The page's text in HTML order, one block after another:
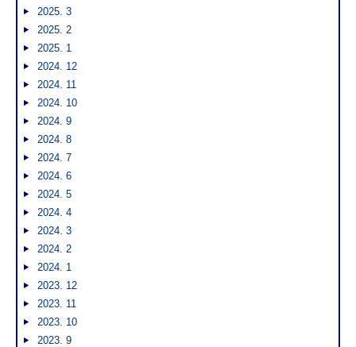
2025. 3
2025. 2
2025. 1
2024. 12
2024. 11
2024. 10
2024. 9
2024. 8
2024. 7
2024. 6
2024. 5
2024. 4
2024. 3
2024. 2
2024. 1
2023. 12
2023. 11
2023. 10
2023. 9